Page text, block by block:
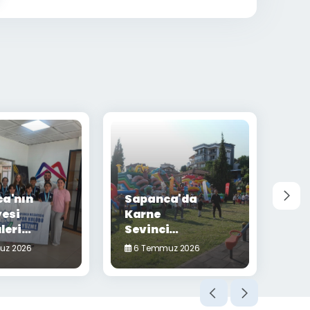
2026
Sapanca'da
Karne
Sevinci
Gölpark'ta
Yaşandı
6 Temmuz 2026